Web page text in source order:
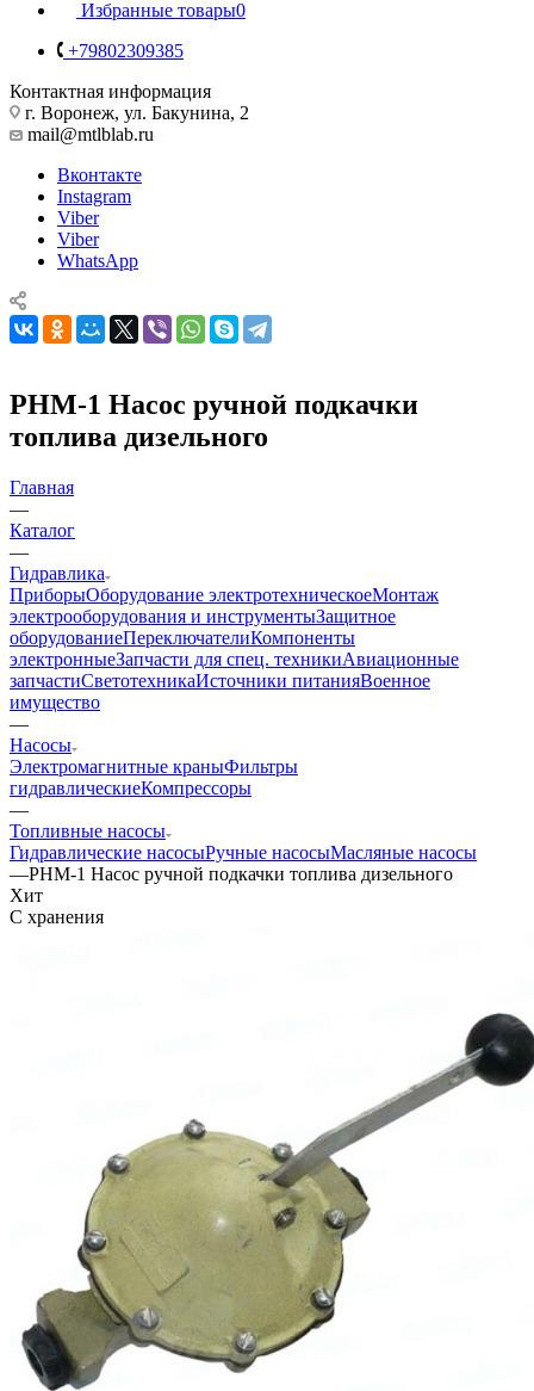
Избранные товары0
+79802309385
Контактная информация
г. Воронеж, ул. Бакунина, 2
mail@mtlblab.ru
Вконтакте
Instagram
Viber
Viber
WhatsApp
РНМ-1 Насос ручной подкачки
топлива дизельного
Главная
—
Каталог
—
Гидравлика
ПриборыОборудование электротехническоеМонтаж
электрооборудования и инструментыЗащитное
оборудованиеПереключателиКомпоненты
электронныеЗапчасти для спец. техникиАвиационные
запчастиСветотехникаИсточники питанияВоенное
имущество
—
Насосы
Электромагнитные краныФильтры
гидравлическиеКомпрессоры
—
Топливные насосы
Гидравлические насосыРучные насосыМасляные насосы
—РНМ-1 Насос ручной подкачки топлива дизельного
Хит
С хранения